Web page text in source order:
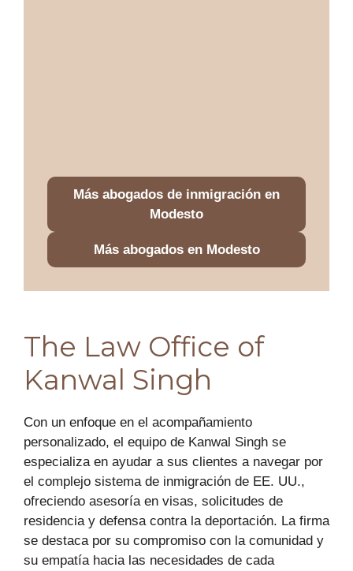
Más abogados de inmigración en
Modesto
Más abogados en Modesto
The Law Office of
Kanwal Singh
Con un enfoque en el acompañamiento
personalizado, el equipo de Kanwal Singh se
especializa en ayudar a sus clientes a navegar por
el complejo sistema de inmigración de EE. UU.,
ofreciendo asesoría en visas, solicitudes de
residencia y defensa contra la deportación. La firma
se destaca por su compromiso con la comunidad y
su empatía hacia las necesidades de cada